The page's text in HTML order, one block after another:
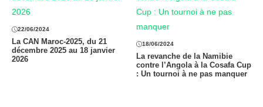
22/06/2024
La CAN Maroc-2025, du 21
décembre 2025 au 18 janvier
2026
18/06/2024
La revanche de la Namibie
contre l’Angola à la Cosafa Cup
: Un tournoi à ne pas manquer